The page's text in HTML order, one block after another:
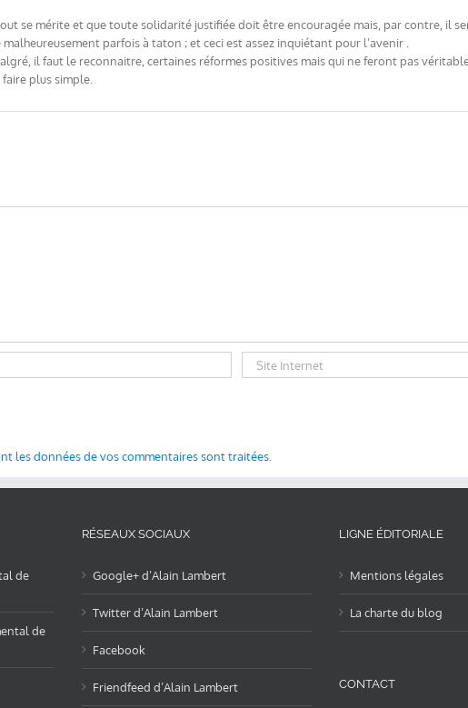
se mérite et que toute solidarité justifiée doit être encouragée mais, par contre, il
parfois à taton ; et ceci est assez inquiétant pour l’avenir .
il faut le reconnaitre, certaines réformes positives mais qui ne feront pas
plus simple.
les données de vos commentaires sont traitées
de
de
RÉSEAUX SOCIAUX
Google+ d’Alain Lambert
Twitter d’Alain Lambert
Facebook
Friendfeed d’Alain Lambert
LIGNE ÉDITORIALE
Mentions légales
La charte du blog
CONTACT